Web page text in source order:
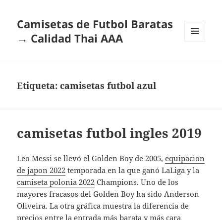
Camisetas de Futbol Baratas
→ Calidad Thai AAA
Etiqueta:camisetas futbol azul
camisetas futbol ingles 2019
Leo Messi se llevó el Golden Boy de 2005,equipacion
de japon 2022 temporada en la que ganó LaLiga y la
camiseta polonia 2022 Champions. Uno de los
mayores fracasos del Golden Boy ha sido Anderson
Oliveira. La otra gráfica muestra la diferencia de
precios entre la entrada más barata y más cara